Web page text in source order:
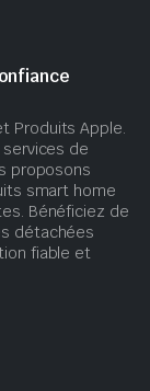
Produits Apple.
de
proposons
smart home
Bénéficiez de
détachées
fiable et